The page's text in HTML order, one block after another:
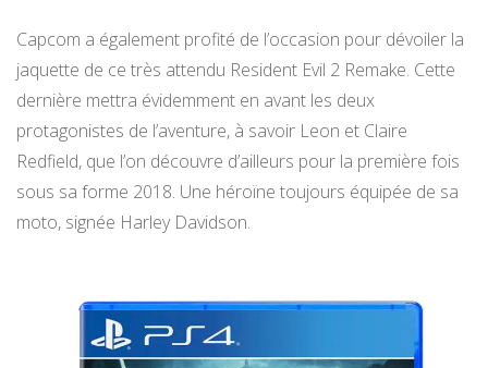
Capcom a également profité de l’occasion pour dévoiler la
jaquette de ce très attendu Resident Evil 2 Remake. Cette
dernière mettra évidemment en avant les deux
protagonistes de l’aventure, à savoir Leon et Claire
Redfield, que l’on découvre d’ailleurs pour la première fois
sous sa forme 2018. Une héroïne toujours équipée de sa
moto, signée Harley Davidson.